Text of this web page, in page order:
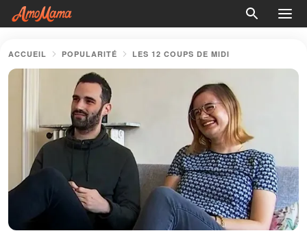
ACCUEIL POPULARITÉ LES 12 COUPS DE MIDI